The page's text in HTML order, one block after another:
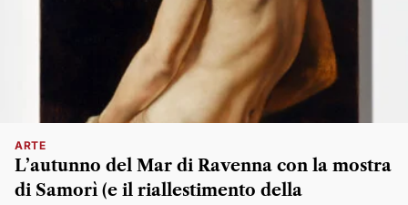
ARTE
L’autunno del Mar di Ravenna con la mostra
di Samorì (e il riallestimento della